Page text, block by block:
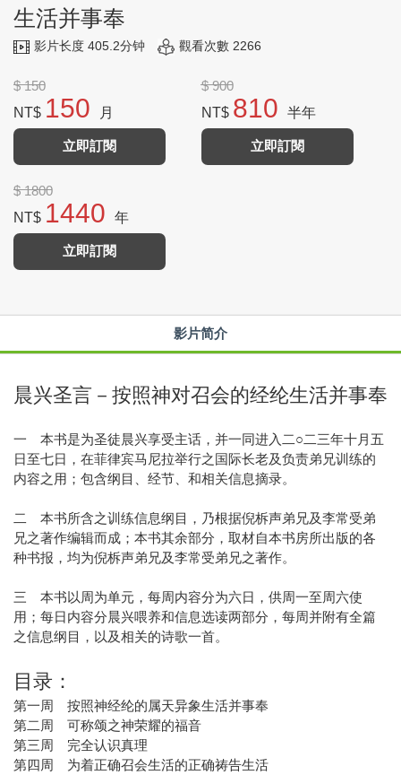
生活并事奉
影片长度 405.2分钟 觀看次數 2266
$ 150
NT$ 150 月
立即訂閱
$ 900
NT$ 810 半年
立即訂閱
$ 1800
NT$ 1440 年
立即訂閱
影片简介
晨兴圣言－按照神对召会的经纶生活并事奉
一 本书是为圣徒晨兴享受主话，并一同进入二○二三年十月五
日至七日，在菲律宾马尼拉举行之国际长老及负责弟兄训练的
内容之用；包含纲目、经节、和相关信息摘录。
二 本书所含之训练信息纲目，乃根据倪柝声弟兄及李常受弟
兄之著作编辑而成；本书其余部分，取材自本书房所出版的各
种书报，均为倪柝声弟兄及李常受弟兄之著作。
三 本书以周为单元，每周内容分为六日，供周一至周六使
用；每日内容分晨兴喂养和信息选读两部分，每周并附有全篇
之信息纲目，以及相关的诗歌一首。
目录：
第一周 按照神经纶的属天异象生活并事奉
第二周 可称颂之神荣耀的福音
第三周 完全认识真理
第四周 为着正确召会生活的正确祷告生活